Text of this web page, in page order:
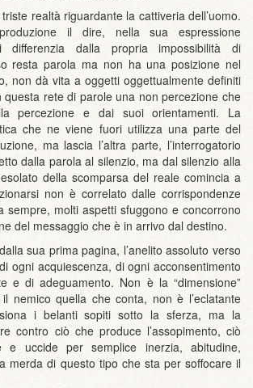
realtà riguardante la cattiveria dell’uomo.
il dire, nella sua espressione
differenzia dalla propria impossibilità di
resta parola ma non ha una posizione nel
non dà vita a oggetti oggettualmente definiti
questa rete di parole una non percezione che
percezione e dai suoi orientamenti. La
che ne viene fuori utilizza una parte del
ma lascia l’altra parte, l’interrogatorio
dalla parola al silenzio, ma dal silenzio alla
della scomparsa del reale comincia a
non è correlato dalle corrispondenze
sempre, molti aspetti sfuggono e concorrono
del messaggio che è in arrivo dal destino.
sua prima pagina, l’anelito assoluto verso
ogni acquiescenza, di ogni acconsentimento
e di adeguamento. Non è la “dimensione”
il nemico quella che conta, non è l’eclatante
i belanti sopiti sotto la sferza, ma la
contro ciò che produce l’assopimento, ciò
e uccide per semplice inerzia, abitudine,
merda di questo tipo che sta per soffocare il